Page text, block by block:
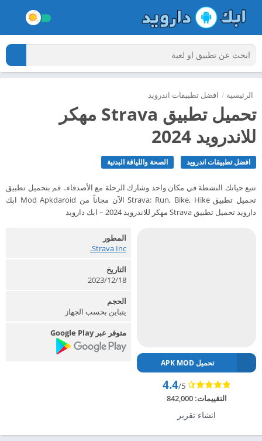
الرئيسية / افضل تطبيقات اندرويد
تحميل تطبيق Strava مهكر
للاندرويد 2024
افضل تطبيقات اندرويد الصحة واللياقة البدنية
تتبع حياتك النشطة في مكان واحد وشارك الرحلة مع الأصدقاء.. قم بتحميل تطبيق
تحميل تطبيق Strava: Run, Bike, Hike الآن مجاناً من Mod Apkdaroid ابك
دارويد تحميل تطبيق Strava مهكر للاندرويد 2024 – ابك دارويد
تحميل APK MOD
4.4/5
التقييمات:842,000
انشاء تقرير
المطور
Strava Inc.‏
التاريخ
2023/12/18
الحجم
يتباين بحسب الجهاز
متوفر عبر Google Play